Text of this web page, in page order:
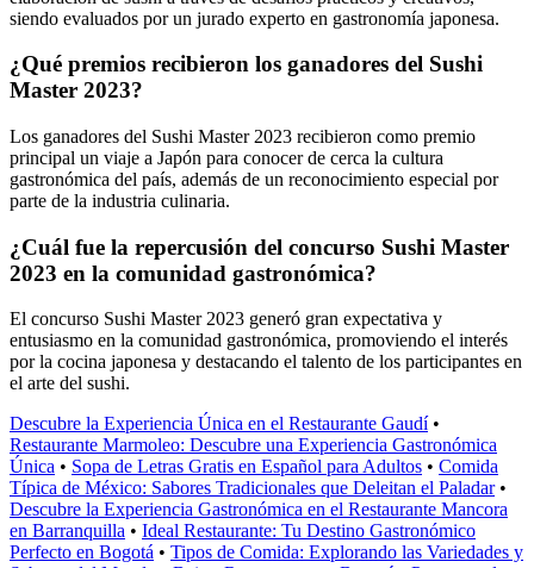
siendo evaluados por un jurado experto en gastronomía japonesa.
¿Qué premios recibieron los ganadores del Sushi
Master 2023?
Los ganadores del Sushi Master 2023 recibieron como premio
principal un viaje a Japón para conocer de cerca la cultura
gastronómica del país, además de un reconocimiento especial por
parte de la industria culinaria.
¿Cuál fue la repercusión del concurso Sushi Master
2023 en la comunidad gastronómica?
El concurso Sushi Master 2023 generó gran expectativa y
entusiasmo en la comunidad gastronómica, promoviendo el interés
por la cocina japonesa y destacando el talento de los participantes en
el arte del sushi.
Descubre la Experiencia Única en el Restaurante Gaudí •
Restaurante Marmoleo: Descubre una Experiencia Gastronómica
Única • Sopa de Letras Gratis en Español para Adultos • Comida
Típica de México: Sabores Tradicionales que Deleitan el Paladar•
Descubre la Experiencia Gastronómica en el Restaurante Mancora
en Barranquilla • Ideal Restaurante: Tu Destino Gastronómico
Perfecto en Bogotá • Tipos de Comida: Explorando las Variedades y